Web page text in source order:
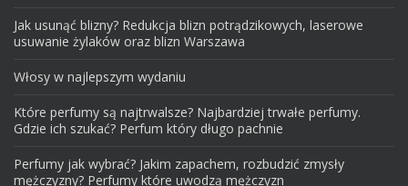
Jak usunąć blizny? Redukcja blizn potrądzikowych, laserowe
usuwanie żylaków oraz blizn Warszawa
Włosy w najlepszym wydaniu
Które perfumy są najtrwalsze? Najbardziej trwałe perfumy.
Gdzie ich szukać? Perfum który długo pachnie
Perfumy jak wybrać? Jakim zapachem, rozbudzić zmysły
mężczyzny? Perfumy które uwodzą mężczyzn